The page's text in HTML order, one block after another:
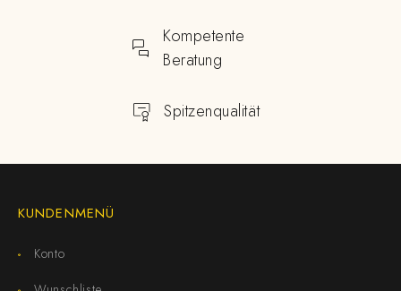
Kompetente
Beratung
Spitzenqualität
KUNDENMENÜ
Konto